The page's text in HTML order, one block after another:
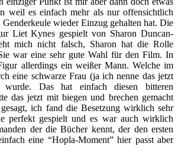
weil es einfach mehr als nur offensichtlich
Genderkeule wieder Einzug gehalten hat. Die
Liet Kynes gespielt von Sharon Duncan-
mich nicht falsch, Sharon hat die Rolle
war eine sehr gute Wahl für den Film. In
allerdings ein weißer Mann. Welche im
eine schwarze Frau (ja ich nenne das jetzt
wurde. Das hat einfach diesen bitteren
das jetzt mit biegen und brechen gemacht
ich fand die Besetzung wirklich sehr
perfekt gespielt und es war auch wirklich
der die Bücher kennt, der den ersten
eine “Hopla-Moment” hier passt aber